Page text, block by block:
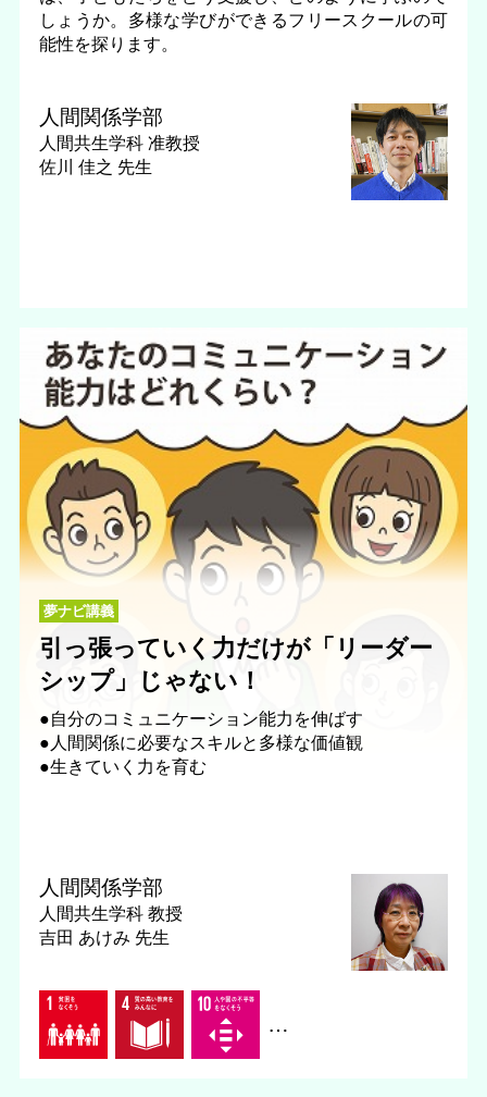
しょうか。多様な学びができるフリースクールの可
能性を探ります。
人間関係学部
人間共生学科 准教授
佐川 佳之 先生
夢ナビ講義
引っ張っていく力だけが「リーダー
シップ」じゃない！
●自分のコミュニケーション能力を伸ばす
●人間関係に必要なスキルと多様な価値観
●生きていく力を育む
人間関係学部
人間共生学科 教授
吉田 あけみ 先生
…